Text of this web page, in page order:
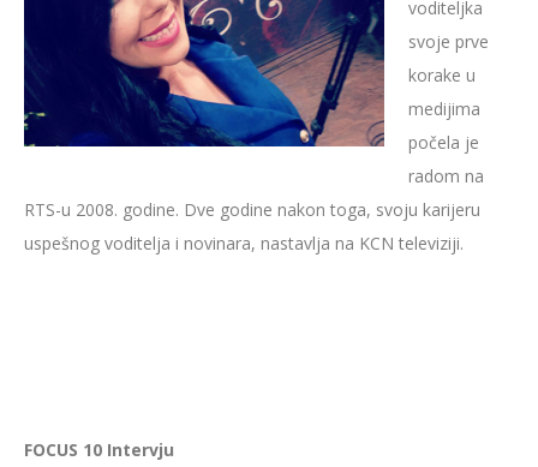
voditeljka
svoje prve
korake u
medijima
počela je
radom na
RTS-u 2008. godine. Dve godine nakon toga, svoju karijeru
uspešnog voditelja i novinara, nastavlja na KCN televiziji.
FOCUS 10 Intervju